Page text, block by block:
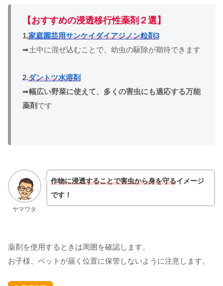
【おすすめの浸透移行性薬剤２選】
1.家庭園芸用サンケイダイアジノン粒剤3
➡土中に混ぜ込むことで、幼虫の駆除が期待できます
2.ダントツ水溶剤
➡幅広い野菜に使えて、多くの害虫にも適応する万能
薬剤 です
ヤマワタ
作物に浸透することで害虫から身を守るイメージ
です！
薬剤を使用するときは周囲を確認します。
お子様、ペットが届く位置に保管しないように注意します。